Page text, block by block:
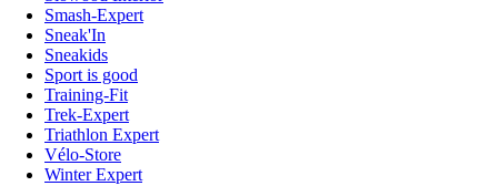
Smash-Expert
Sneak'In
Sneakids
Sport is good
Training-Fit
Trek-Expert
Triathlon Expert
Vélo-Store
Winter Expert